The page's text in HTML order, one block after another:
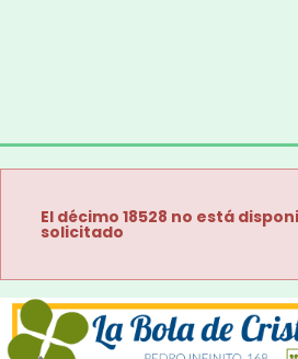
El décimo 18528 no está
solicitado